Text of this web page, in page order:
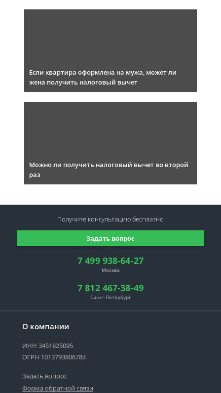
Если квартира оформлена на мужа, может ли
жена получить налоговый вычет
Можно ли получить налоговый вычет во второй
раз
О компании
ИНН 3451825095
ОГРН 1013793806784
Задать вопрос
Форма обратной связи
7 499 938-64-27
Москва
7 812 467-38-49
Санкт-Петербург
Задать вопрос
Получите консультациюбесплатно